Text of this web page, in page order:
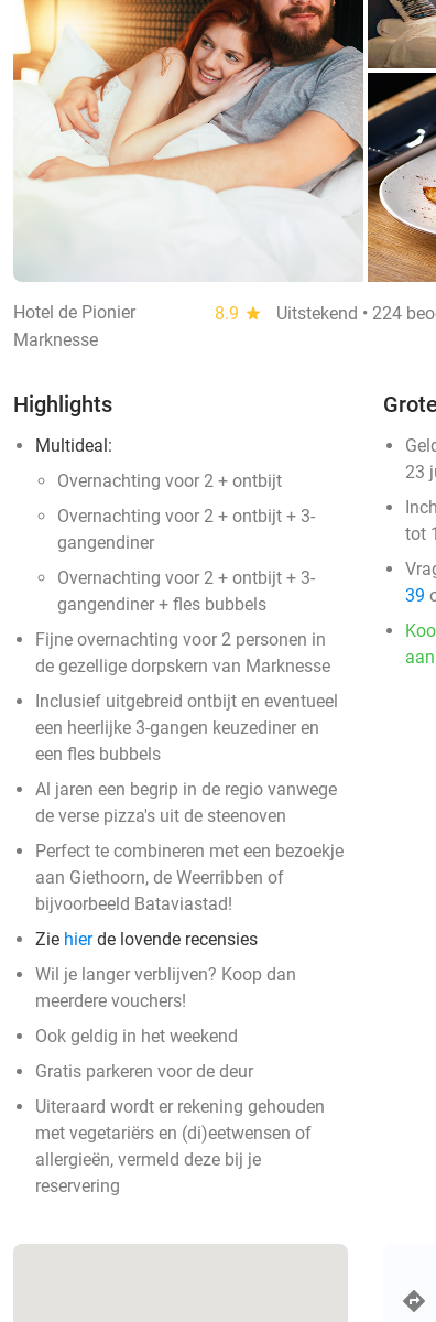
Hotel de Pionier 8.9 star
Uitstekend • 224
Marknesse
Highlights
Multideal:
Overnachting voor 2 + ontbijt
Overnachting voor 2 + ontbijt + 3-
gangendiner
Overnachting voor 2 + ontbijt + 3-
gangendiner + fles bubbels
Fijne overnachting voor 2 personen in
de gezellige dorpskern van Marknesse
Inclusief uitgebreid ontbijt en eventueel
een heerlijke 3-gangen keuzediner en
een fles bubbels
Al jaren een begrip in de regio vanwege
de verse pizza's uit de steenoven
Perfect te combineren met een bezoekje
aan Giethoorn, de Weerribben of
bijvoorbeeld Bataviastad!
Zie hierde lovende recensies
Wil je langer verblijven? Koop dan
meerdere vouchers!
Ook geldig in het weekend
Gratis parkeren voor de deur
Uiteraard wordt er rekening gehouden
met vegetariërs en (di)eetwensen of
allergieën, vermeld deze bij je
reservering
23
tot
39